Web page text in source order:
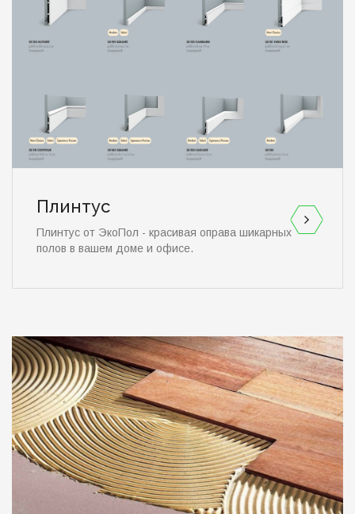
Плинтус
Плинтус от ЭкоПол - красивая оправа шикарных
полов в вашем доме и офисе.